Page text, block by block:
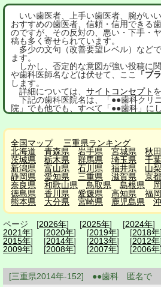
いい歯医者、上手い歯医者、腕がいい
おすすめの歯医者、信頼・信用できる
のですが、その反対の、悪い・下手・
稿も多く寄せられています。
多少の文句（改善要望レベル）など
ます。
しかし、否定的な意図が強い投稿に
や歯科医師名などは伏せて、ここ
「ブ
します。
詳細については、 サイトコンセプト
下記の歯科医院名は、「●●歯科クリ
院」でも他でも、すべて「●●歯科」に
全国マップ
三重県ランキング
北海道
青森県 岩手県 宮城県 秋
茨城県
栃木県 群馬県 埼玉県 千
新潟県
富山県 石川県 福井県 山
静岡県
愛知県 三重県 滋賀県 京
奈良県
和歌山県 鳥取県 島根県
徳島県
香川県 愛媛県 高知県 福
熊本県
大分県 宮崎県 鹿児島県
ページ [2026年] [2025年] [2024年]
2021年] [2020年] [2019年] [2018年
2015年] [2014年] [2013年] [2012年
2009年] [2008年] [2007年] [2006年
[三重県2014年-152] ●●歯科 匿名で